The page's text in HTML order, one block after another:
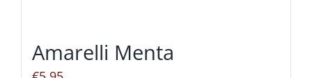
Amarelli Menta